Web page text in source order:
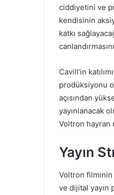
ciddiyetini ve
kendisinin
katkı
Cavill’in
prodüksiyonu
açısından
yayınlanacak
Voltron hayran
Yayın
Voltron filminin
ve dijital yayın